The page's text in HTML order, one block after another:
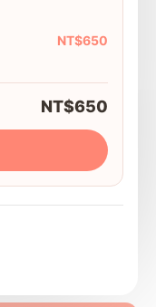
NT$650
NT$650